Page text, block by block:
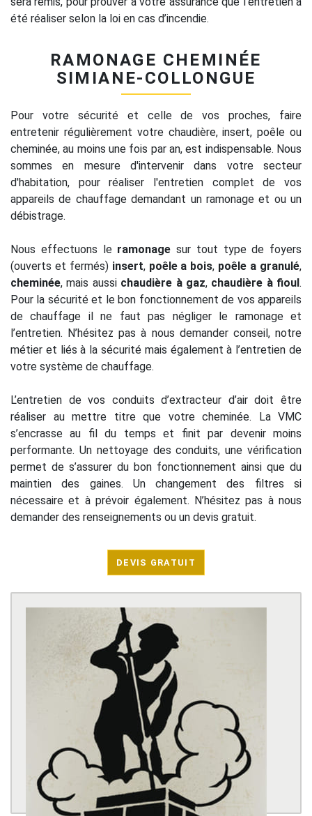
été réaliser selon la loi en cas d’incendie.
RAMONAGE CHEMINÉE
SIMIANE-COLLONGUE
Pour votre sécurité et celle de vos proches, faire
entretenir régulièrement votre chaudière, insert, poêle ou
cheminée, au moins une fois par an, est indispensable. Nous
sommes en mesure d'intervenir dans votre secteur
d'habitation, pour réaliser l'entretien complet de vos
appareils de chauffage demandant un ramonage et ou un
débistrage.
Nous effectuons le ramonage sur tout type de foyers
(ouverts et fermés) insert, poêle a bois, poêle a granulé,
cheminée, mais aussi chaudière à gaz, chaudière à fioul .
Pour la sécurité et le bon fonctionnement de vos appareils
de chauffage il ne faut pas négliger le ramonage et
l’entretien. N’hésitez pas à nous demander conseil, notre
métier et liés à la sécurité mais également à l’entretien de
votre système de chauffage.
L’entretien de vos conduits d’extracteur d’air doit être
réaliser au mettre titre que votre cheminée. La VMC
s’encrasse au fil du temps et finit par devenir moins
performante. Un nettoyage des conduits, une vérification
permet de s’assurer du bon fonctionnement ainsi que du
maintien des gaines. Un changement des filtres si
nécessaire et à prévoir également. N’hésitez pas à nous
demander des renseignements ou un devis gratuit.
DEVIS GRATUIT